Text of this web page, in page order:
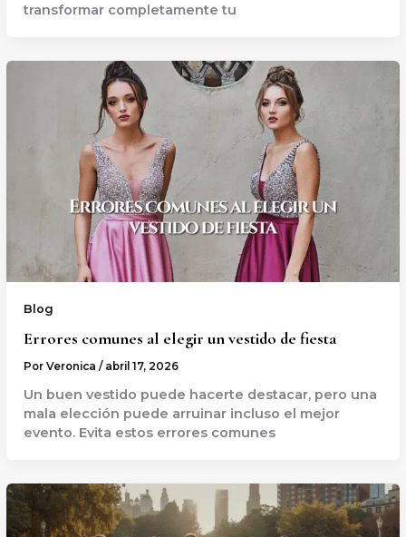
transformar completamente tu
Blog
Errores comunes al elegir un vestido de fiesta
PorVeronica/ abril 17, 2026
Un buen vestido puede hacerte destacar, pero una
mala elección puede arruinar incluso el mejor
evento. Evita estos errores comunes